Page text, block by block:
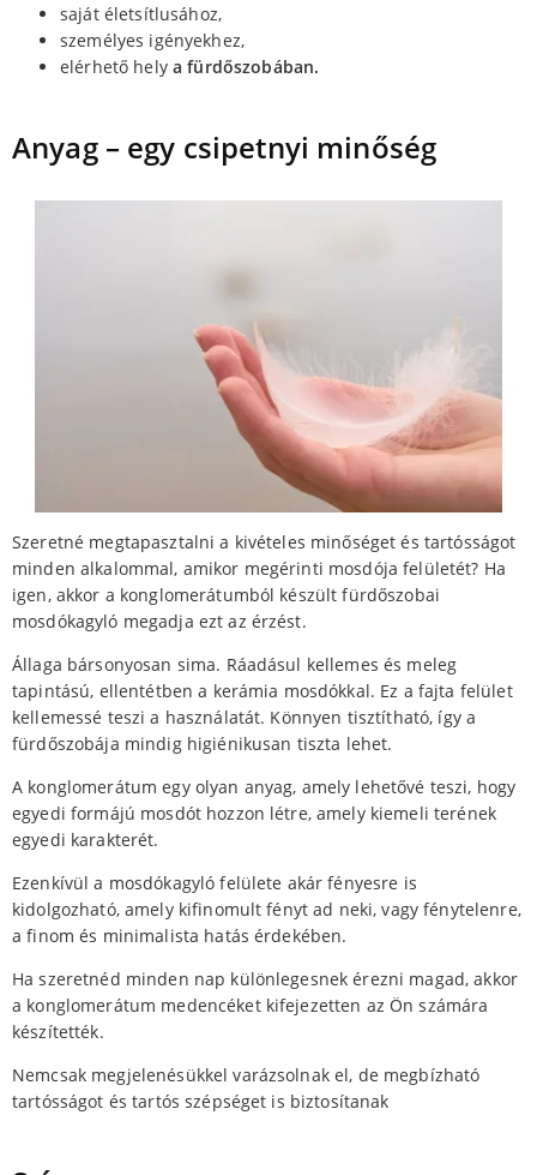
saját életsítlusához,
személyes igényekhez,
elérhető helya fürdőszobában.
Anyag – egy csipetnyi minőség
Szeretné megtapasztalni a kivételes minőséget és tartósságot
minden alkalommal, amikor megérinti mosdója felületét? Ha
igen, akkor a konglomerátumból készült fürdőszobai
mosdókagyló megadja ezt az érzést.
Állaga bársonyosan sima. Ráadásul kellemes és meleg
tapintású, ellentétben a kerámia mosdókkal. Ez a fajta felület
kellemessé teszi a használatát. Könnyen tisztítható, így a
fürdőszobája mindig higiénikusan tiszta lehet.
A konglomerátum egy olyan anyag, amely lehetővé teszi, hogy
egyedi formájú mosdót hozzon létre, amely kiemeli terének
egyedi karakterét.
Ezenkívül a mosdókagyló felülete akár fényesre is
kidolgozható, amely kifinomult fényt ad neki, vagy fénytelenre,
a finom és minimalista hatás érdekében.
Ha szeretnéd minden nap különlegesnek érezni magad, akkor
a konglomerátum medencéket kifejezetten az Ön számára
készítették.
Nemcsak megjelenésükkel varázsolnak el, de megbízható
tartósságot és tartós szépséget is biztosítanak